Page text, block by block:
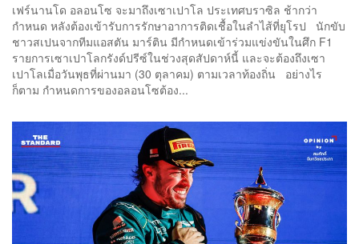
เฟร์นานโด อลอนโซ จะมาถึงเซาเปาโล ประเทศบราซิล ช้ากว่า
กำหนด หลังต้องเข้ารับการรักษาอาการติดเชื้อในลำไส้ที่ยุโรป นักขับ
ชาวสเปนจากทีมแอสตัน มาร์ติน มีกำหนดเข้าร่วมแข่งขันในศึก F1
รายการเซาเปาโลกรังด์ปรีซ์ในช่วงสุดสัปดาห์นี้ และจะต้องถึงเซา
เปาโลเมื่อวันพุธที่ผ่านมา (30 ตุลาคม) ตามเวลาท้องถิ่น อย่างไร
ก็ตาม กำหนดการของอลอนโซต้อง...